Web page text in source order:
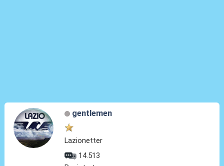
gentlemen
Lazionetter
14.513